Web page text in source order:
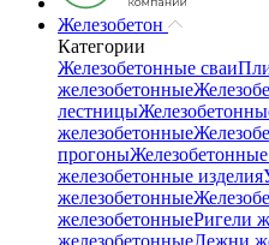
Железобетон
Категории
Железобетонные сваи
железобетонные
лестницы
железобетонные
прогоны
железобетонные изделия
железобетонные
железобетонныеРигели
железобетонныеЛежни